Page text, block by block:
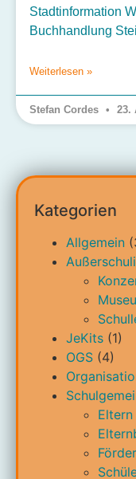
Stadtinformation
Buchhandlung
Weiterlesen »
Stefan Cordes 23.
Kategorien
Allgemein
JeKits (1)
OGS (4)
Eltern